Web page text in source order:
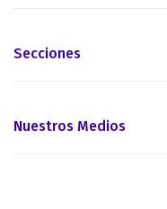
Secciones
Nuestros Medios